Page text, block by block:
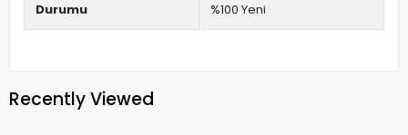
Durumu %100 Yeni
Recently Viewed